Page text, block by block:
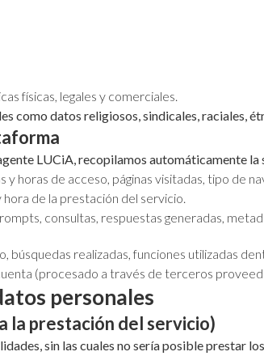
físicas, legales y comerciales.
como datos religiosos, sindicales, raciales,
LUCiA, recopilamos automáticamente
horas de acceso, páginas visitadas, tipo de
de la prestación del servicio.
consultas, respuestas generadas,
realizadas, funciones utilizadas
(procesado a través de terceros
personales
la prestación del servicio)
sin las cuales no sería posible prestar